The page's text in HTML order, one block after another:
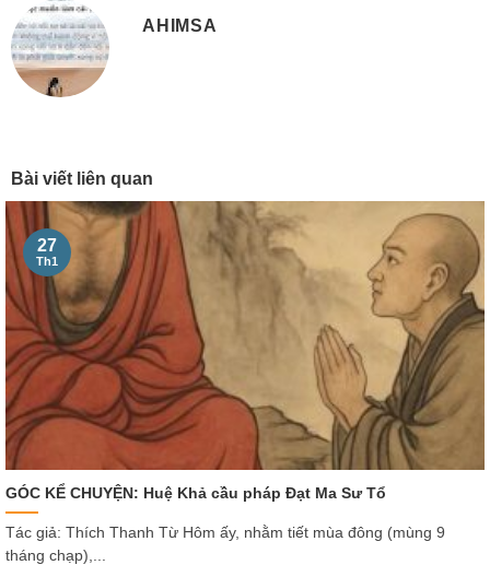
AHIMSA
Bài viết liên quan
GÓC KỂ CHUYỆN: Huệ Khả cầu pháp Đạt Ma Sư Tổ
Tác giả: Thích Thanh Từ Hôm ấy, nhằm tiết mùa đông (mùng 9
tháng chạp),...
27
Th1